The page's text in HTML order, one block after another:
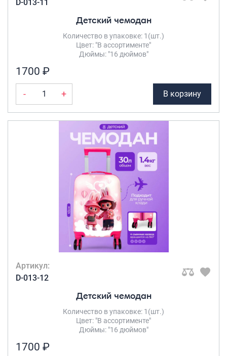
D-013-11
Детский чемодан
Количество в упаковке: 1(шт.)
Цвет: "В ассортименте"
Дюймы: "16 дюймов"
1700 ₽
- + В корзину
Артикул:
D-013-12
Детский чемодан
Количество в упаковке: 1(шт.)
Цвет: "В ассортименте"
Дюймы: "16 дюймов"
1700 ₽